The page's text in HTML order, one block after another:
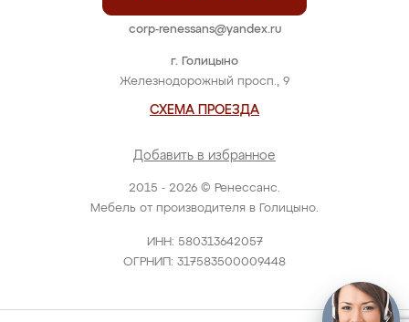
2015 - 2026 © Ренессанс.
Мебель от производителя в Голицыно.
ИНН: 580313642057
ОГРНИП: 317583500009448
г. Голицыно
Железнодорожный просп., 9
СХЕМА ПРОЕЗДА
Добавить в избранное
corp-renessans@yandex.ru